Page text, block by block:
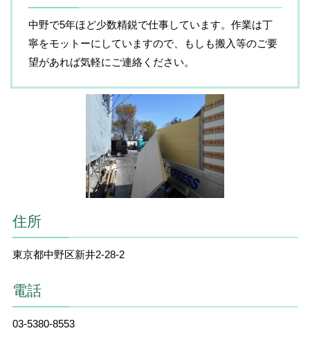
住所
東京都中野区新井2-28-2
電話
03-5380-8553
中野で5年ほど少数精鋭で仕事しています。作業は丁
寧をモットーにしていますので、もしも搬入等のご要
望があれば気軽にご連絡ください。